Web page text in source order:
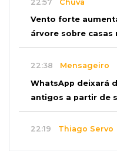
22:57 Chuva
Vento forte
árvore sobre casas
22:38 Mensageiro
WhatsApp deixará
antigos a partir de
22:19 Thiago Servo